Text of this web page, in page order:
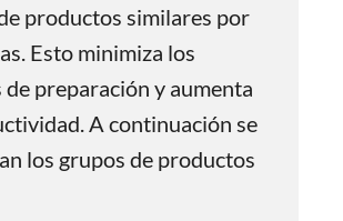
productos similares por
Esto minimiza los
preparación y aumenta
A continuación se
los grupos de productos